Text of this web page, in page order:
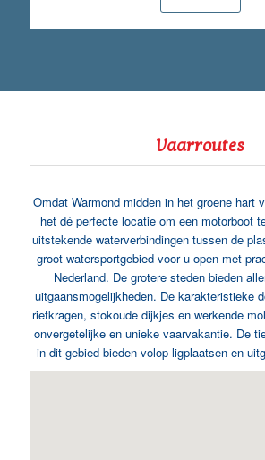
Vaarroutes
Omdat Warmond midden in het groene hart
het dé perfecte locatie om een motorboot
uitstekende waterverbindingen tussen de
groot watersportgebied voor u open met
Nederland. De grotere steden bieden
uitgaansmogelijkheden. De karakteristieke
rietkragen, stokoude dijkjes en werkende
onvergetelijke en unieke vaarvakantie. De
in dit gebied bieden volop ligplaatsen en